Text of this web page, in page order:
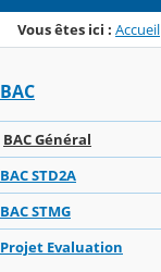
Vous êtes ici : Accueil
BAC
BAC Général
BAC STD2A
BAC STMG
Projet Evaluation